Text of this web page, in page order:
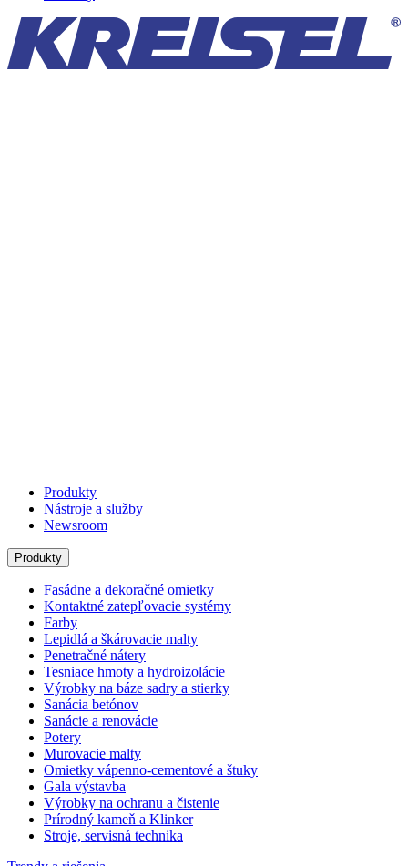
Produkty
Nástroje a služby
Newsroom
Produkty
Fasádne a dekoračné omietky
Kontaktné zatepľovacie systémy
Farby
Lepidlá a škárovacie malty
Penetračné nátery
Tesniace hmoty a hydroizolácie
Výrobky na báze sadry a stierky
Sanácia betónov
Sanácie a renovácie
Potery
Murovacie malty
Omietky vápenno-cementové a štuky
Gala výstavba
Výrobky na ochranu a čistenie
Prírodný kameň a Klinker
Stroje, servisná technika